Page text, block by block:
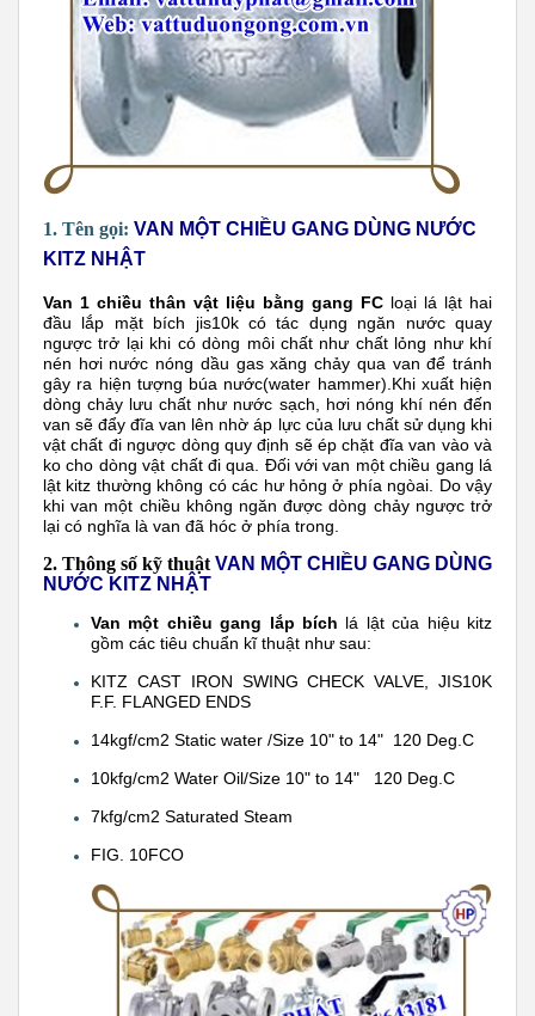
1. Tên gọi: VAN MỘT CHIỀU GANG DÙNG NƯỚC
KITZ NHẬT
Van 1 chiều thân vật liệu bằng gang FC loại lá lật hai
đầu lắp mặt bích jis10k có tác dụng ngăn nước quay
ngược trở lại khi có dòng môi chất như chất lỏng như khí
nén hơi nước nóng dầu gas xăng chảy qua van để tránh
gây ra hiện tượng búa nước(water hammer). Khi xuất hiện
dòng chảy lưu chất như nước sạch, hơi nóng khí nén đến
van sẽ đẩy đĩa van lên nhờ áp lực của lưu chất sử dụng khi
vật chất đi ngược dòng quy định sẽ ép chặt đĩa van vào và
ko cho dòng vật chất đi qua. Đối với van một chiều gang lá
lật kitz thường không có các hư hỏng ở phía ngòai. Do vậy
khi van một chiều không ngăn được dòng chảy ngược trở
lại có nghĩa là van đã hóc ở phía trong.
2. Thông số kỹ thuật VAN MỘT CHIỀU GANG DÙNG
NƯỚC KITZ NHẬT
Van một chiều gang lắp bích lá lật của hiệu kitz
gồm các tiêu chuẩn kĩ thuật như sau:
KITZ CAST IRON SWING CHECK VALVE, JIS10K
F.F. FLANGED ENDS
14kgf/cm2 Static water /Size 10" to 14" 120 Deg.C
10kfg/cm2 Water Oil/Size 10" to 14" 120 Deg.C
7kfg/cm2 Saturated Steam
FIG. 10FCO